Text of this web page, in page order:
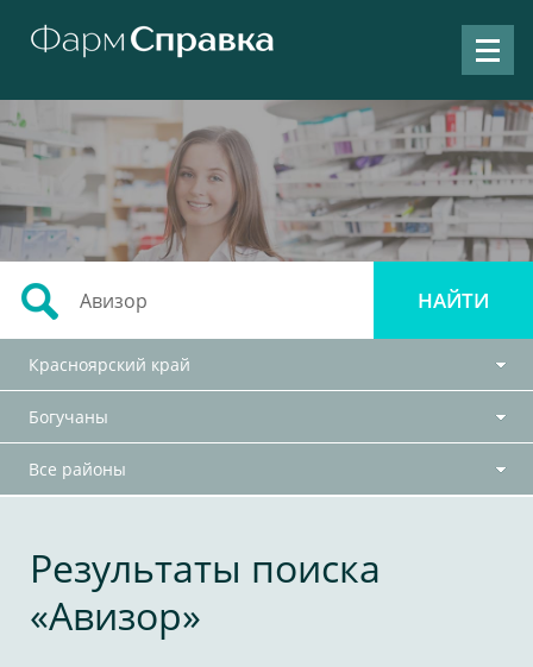
Красноярский край
Богучаны
Все районы
Результаты поиска
«Авизор»